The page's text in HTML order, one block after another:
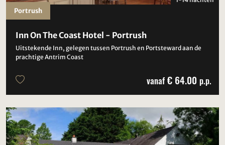
Inn On The Coast Hotel - Portrush
Uitstekende Inn, gelegen tussen Portrush en Portsteward aan de
prachtige Antrim Coast
vanaf € 64.00 p.p.
Portrush